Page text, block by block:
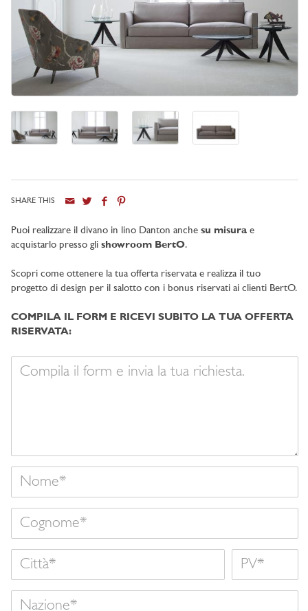
SHARE THIS
Puoi realizzare il divano in lino Danton anche su misura e
acquistarlo presso gli showroom BertO.
Scopri come ottenere la tua offerta riservata e realizza il tuo
progetto di design per il salotto con i bonus riservati ai clienti BertO.
COMPILA IL FORM E RICEVI SUBITO LA TUA OFFERTA
RISERVATA:
tuo
Nome
Cognome
Città Nome
Nazione